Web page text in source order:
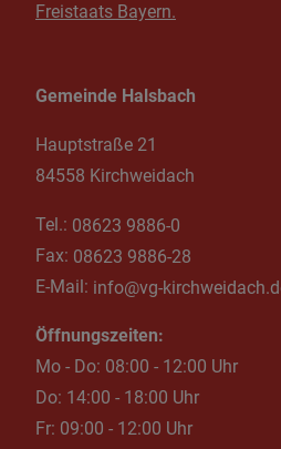
Freistaats Bayern.
Gemeinde Halsbach
Hauptstraße 21
84558 Kirchweidach
Tel.: 08623 9886-0
Fax: 08623 9886-28
E-Mail: info@vg-
Öffnungszeiten:
Mo - Do: 08:00 - 12:00 Uhr
Do: 14:00 - 18:00 Uhr
Fr: 09:00 - 12:00 Uhr